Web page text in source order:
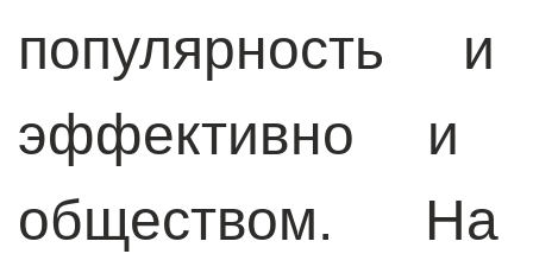
популярность
эффективно и
обществом.